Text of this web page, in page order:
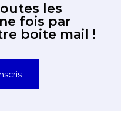
les
fois par
boite mail !